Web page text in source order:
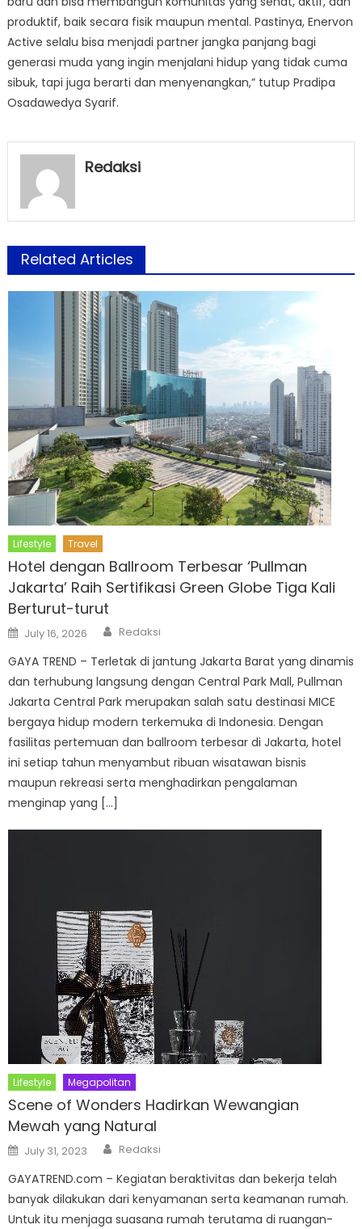
produktif, baik secara fisik maupun mental. Pastinya, Enervon
Active selalu bisa menjadi partner jangka panjang bagi
generasi muda yang ingin menjalani hidup yang tidak cuma
sibuk, tapi juga berarti dan menyenangkan,” tutup Pradipa
Osadawedya Syarif.
Redaksi
Related Articles
Lifestyle Travel
Hotel dengan Ballroom Terbesar ‘Pullman
Jakarta’ Raih Sertifikasi Green Globe Tiga Kali
Berturut-turut
Posted
on
July 16, 2026 Author
Redaksi
GAYA TREND – Terletak di jantung Jakarta Barat yang dinamis
dan terhubung langsung dengan Central Park Mall, Pullman
Jakarta Central Park merupakan salah satu destinasi MICE
bergaya hidup modern terkemuka di Indonesia. Dengan
fasilitas pertemuan dan ballroom terbesar di Jakarta, hotel
ini setiap tahun menyambut ribuan wisatawan bisnis
maupun rekreasi serta menghadirkan pengalaman
menginap yang […]
Lifestyle Megapolitan
Scene of Wonders Hadirkan Wewangian
Mewah yang Natural
Posted
on
July 31, 2023 Author
Redaksi
GAYATREND.com – Kegiatan beraktivitas dan bekerja telah
banyak dilakukan dari kenyamanan serta keamanan rumah.
Untuk itu menjaga suasana rumah terutama di ruangan-